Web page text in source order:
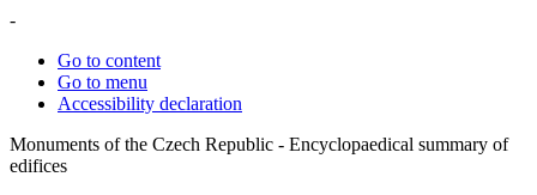
-
Go to content
Go to menu
Accessibility declaration
Monuments of the Czech Republic - Encyclopaedical summary of